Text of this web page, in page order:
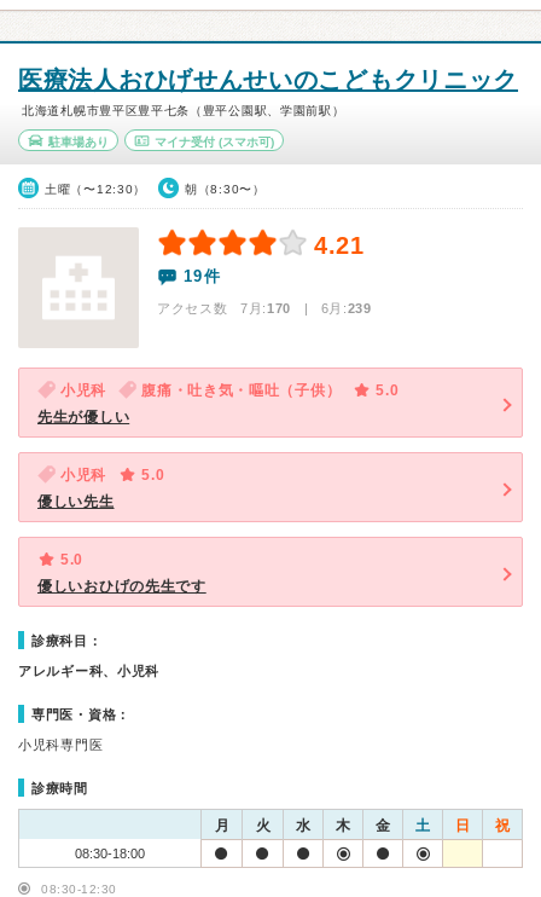
医療法人おひげせんせいのこどもクリニック
北海道札幌市豊平区豊平七条（豊平公園駅、学園前駅）
駐車場あり マイナ受付(スマホ可)
土曜（〜12:30） 朝（8:30〜）
4.21
19件
アクセス数 7月:170 | 6月:239
小児科 腹痛・吐き気・嘔吐（子供）
5.0
先生が優しい
小児科
5.0
優しい先生
5.0
優しいおひげの先生です
診療科目：
アレルギー科、小児科
専門医・資格：
小児科専門医
診療時間
月 火 水 木 金 土 日 祝
08:30-18:00
08:30-12:30